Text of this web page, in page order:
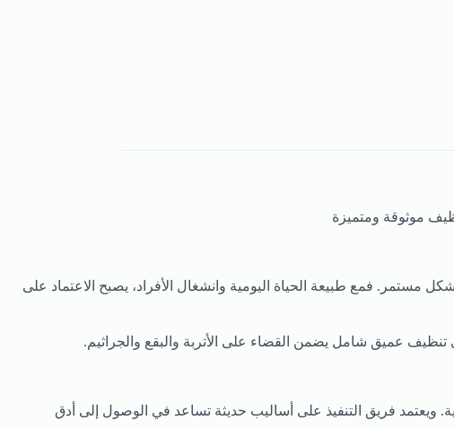
موثوقة ومتميزة
فمع طبيعة الحياة اليومية وانشغال الأفراد، يصبح الاعتماد على
عميق شامل يضمن القضاء على الأتربة والبقع والجراثيم.
فريق التنفيذ على أساليب حديثة تساعد في الوصول إلى أدق